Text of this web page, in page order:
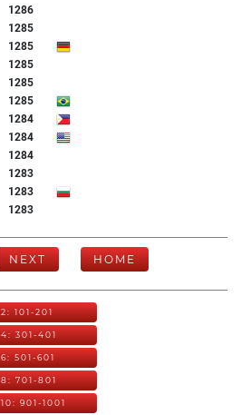
1286
1285
1285
1285
1285
1285
1284
1284
1284
1283
1283
1283
NEXT HOME
2: 101-201
4: 301-401
6: 501-601
8: 701-801
10: 901-1001